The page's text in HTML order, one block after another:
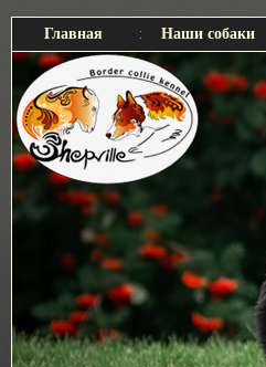
Главная Наши собаки